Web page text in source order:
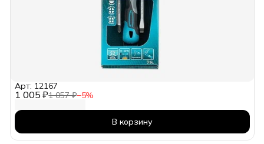
1 005 ₽1 057 ₽−5%
Арт: 12167
В корзину